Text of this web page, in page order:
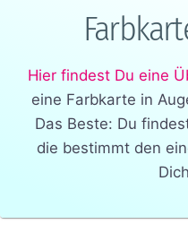
Hier findest Du eine
eine Farbkarte in
Das Beste: Du
die bestimmt den